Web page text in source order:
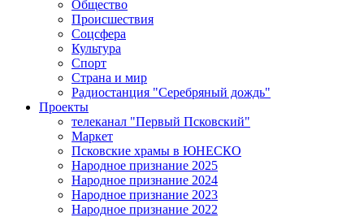
Общество
Происшествия
Соцсфера
Культура
Спорт
Страна и мир
Радиостанция "Серебряный дождь"
Проекты
телеканал "Первый Псковский"
Маркет
Псковские храмы в ЮНЕСКО
Народное признание 2025
Народное признание 2024
Народное признание 2023
Народное признание 2022